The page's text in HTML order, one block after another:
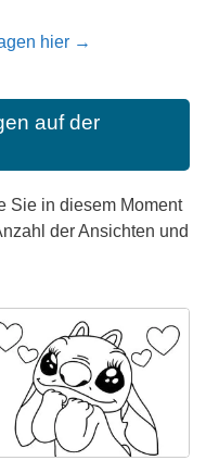
hier →
auf der
Sie in diesem Moment
der Ansichten und